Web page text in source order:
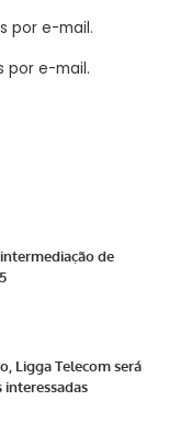
por e-mail.
por e-mail.
de
Ligga Telecom será
interessadas